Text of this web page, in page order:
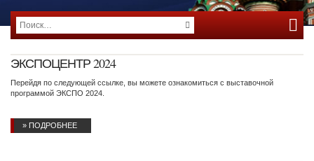
ЭКСПОЦЕНТР 2024
Перейдя по следующей ссылке, вы можете ознакомиться с выставочной
программой ЭКСПО 2024.
» ПОДРОБНЕЕ